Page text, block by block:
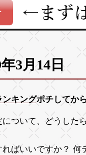
3月14日
ンキングポチしてか
について、どうした
ばいいですか？ 何